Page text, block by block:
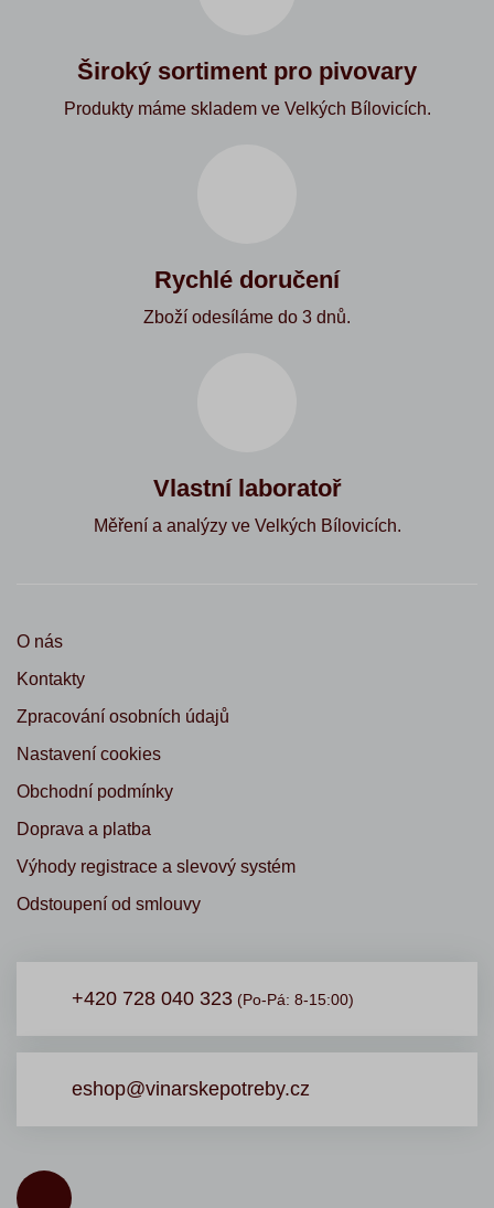
Široký sortiment pro pivovary
Produkty máme skladem ve Velkých Bílovicích.
Rychlé doručení
Zboží odesíláme do 3 dnů.
Vlastní laboratoř
Měření a analýzy ve Velkých Bílovicích.
O nás
Kontakty
Zpracování osobních údajů
Nastavení cookies
Obchodní podmínky
Doprava a platba
Výhody registrace a slevový systém
Odstoupení od smlouvy
+420 728 040 323 (Po-Pá: 8-15:00)
eshop@vinarskepotreby.cz